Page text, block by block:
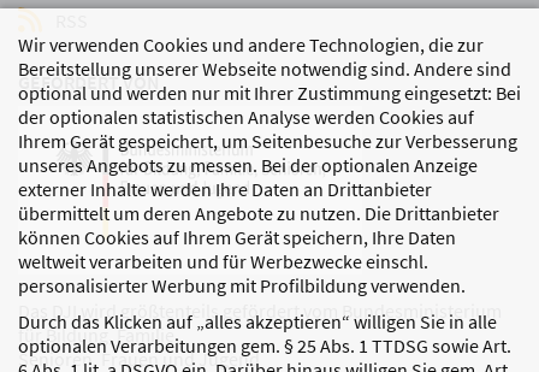
Wir verwenden Cookies und andere Technologien, die zur
Bereitstellung unserer Webseite notwendig sind. Andere sind
optional und werden nur mit Ihrer Zustimmung eingesetzt: Bei
der optionalen statistischen Analyse werden Cookies auf
Ihrem Gerät gespeichert, um Seitenbesuche zur Verbesserung
unseres Angebots zu messen. Bei der optionalen Anzeige
externer Inhalte werden Ihre Daten an Drittanbieter
übermittelt um deren Angebote zu nutzen. Die Drittanbieter
können Cookies auf Ihrem Gerät speichern, Ihre Daten
weltweit verarbeiten und für Werbezwecke einschl.
personalisierter Werbung mit Profilbildung verwenden.
Durch das Klicken auf „alles akzeptieren“ willigen Sie in alle
optionalen Verarbeitungen gem. § 25 Abs. 1 TTDSG sowie Art.
GEFÖRDERT VON
Das DJI wird größtenteils gefördert vom Bundesministerium
für Bildung, Familie,
Senioren, Frauen und Jugend